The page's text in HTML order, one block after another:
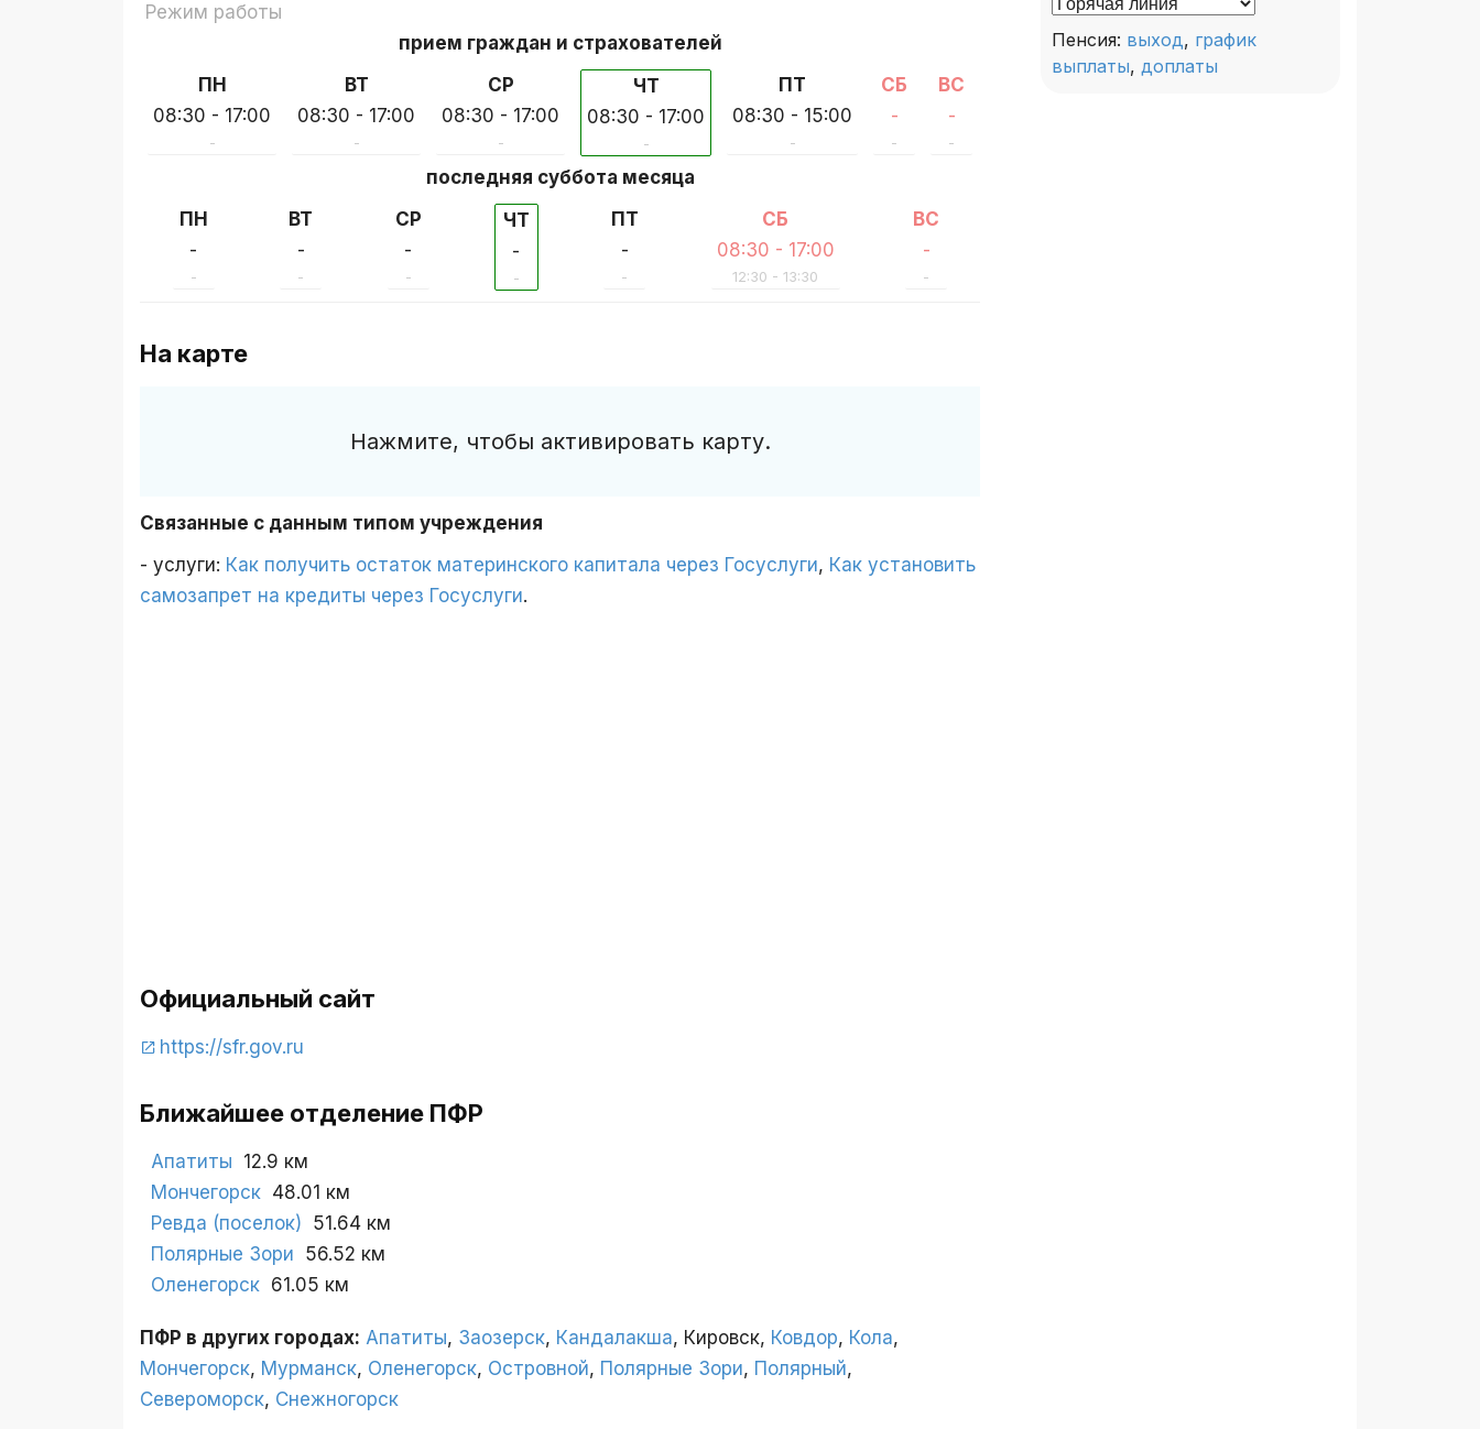
Режим работы
прием граждан и страхователей
ПН
08:30 - 17:00
-
ВТ
08:30 - 17:00
-
СР
08:30 - 17:00
-
ЧТ
08:30 - 17:00
-
ПТ
08:30 - 15:00
-
СБ
-
-
ВС
-
-
последняя суббота месяца
ПН
-
-
ВТ
-
-
СР
-
-
ЧТ
-
-
ПТ
-
-
СБ
08:30 - 17:00
12:30 - 13:30
ВС
-
-
На карте
Нажмите, чтобы активировать карту.
Связанные с данным типом учреждения
- услуги: Как получить остаток материнского капитала через Госуслуги, Как установить
самозапрет на кредиты через Госуслуги.
Официальный сайт
https://sfr.gov.ru
Ближайшее отделение ПФР
Апатиты 12.9 км
Мончегорск 48.01 км
Ревда (поселок) 51.64 км
Полярные Зори 56.52 км
Оленегорск 61.05 км
ПФР в других городах: Апатиты, Заозерск, Кандалакша, Кировск, Ковдор, Кола,
Мончегорск, Мурманск, Оленегорск, Островной, Полярные Зори, Полярный,
Североморск, Снежногорск
Пенсия: выход, график
выплаты, доплаты